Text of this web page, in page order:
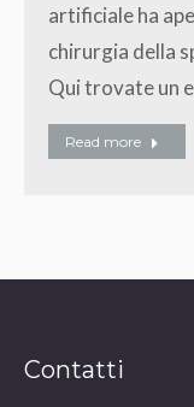
artificiale ha
chirurgia della
Qui trovate un
Read more
Contatti